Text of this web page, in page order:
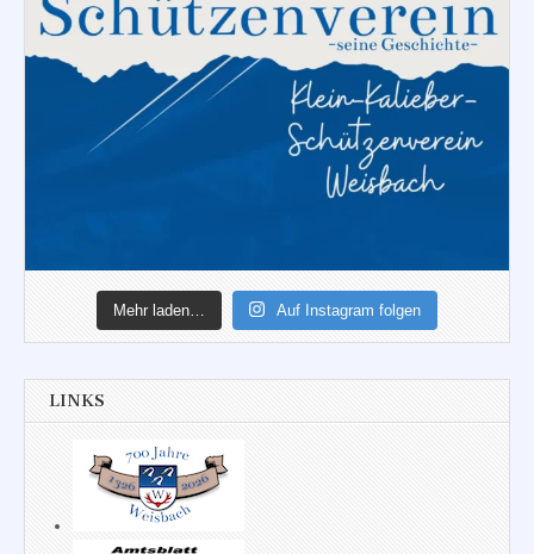
Mehr laden… Auf Instagram folgen
LINKS